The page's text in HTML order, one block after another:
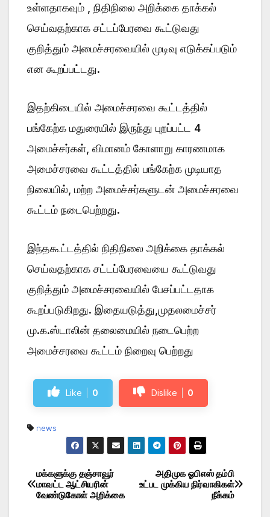
உள்ளதாகவும் , நிதிநிலை அறிக்கை தாக்கல்
செய்வதற்காக சட்டப்பேரவை கூட்டுவது
குறித்தும் அமைச்சரவையில் முடிவு எடுக்கப்படும்
என கூறப்பட்டது.
இதற்கிடையில் அமைச்சரவை கூட்டத்தில்
பங்கேற்க மதுரையில் இருந்து புறப்பட்ட 4
அமைச்சர்கள், விமானம் கோளாறு காரணமாக
அமைச்சரவை கூட்டத்தில் பங்கேற்க முடியாத
நிலையில், மற்ற அமைச்சர்களுடன் அமைச்சரவை
கூட்டம் நடைபெற்றது.
இந்தகூட்டத்தில் நிதிநிலை அறிக்கை தாக்கல்
செய்வதற்காக சட்டப்பேரவையை கூட்டுவது
குறித்தும் அமைச்சரவையில் பேசப்பட்டதாக
கூறப்படுகிறது. இதையடுத்து,முதலமைச்சர்
மு.க.ஸ்டாலின் தலைமையில் நடைபெற்ற
அமைச்சரவை கூட்டம் நிறைவு பெற்றது
Like 0 Dislike 0
news
Post
navigation
அதிமுக ஓபிஎஸ் தம்பி
உட்பட முக்கிய நிர்வாகிகள்
நீக்கம்
மக்களுக்கு தஞ்சாவூர்
மாவட்ட ஆட்சியரின்
வேண்டுகோள் அறிக்கை